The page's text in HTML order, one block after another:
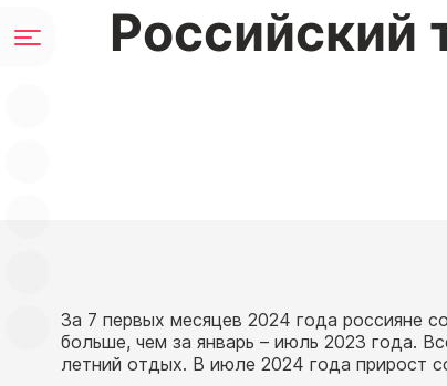
Российский
За 7 первых месяцев 2024 года россияне
больше, чем за январь – июль 2023 года.
летний отдых. В июле 2024 года прирост